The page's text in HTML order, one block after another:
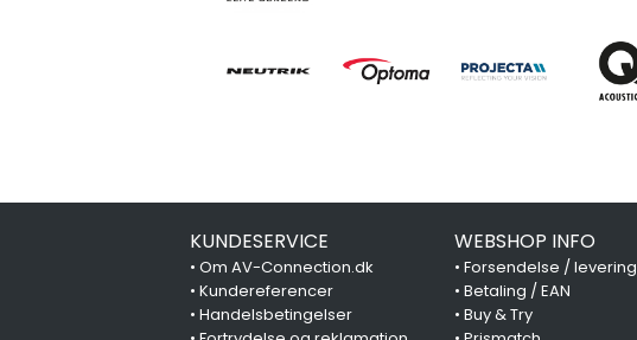
KUNDESERVICE
• Om AV-Connection.dk
• Kundereferencer
• Handelsbetingelser
WEBSHOP INFO
• Forsendelse / levering
• Betaling / EAN
• Buy & Try